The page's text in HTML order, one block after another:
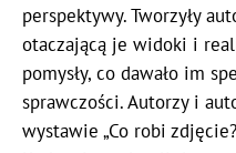
perspektywy. Tworzyły
otaczającą je widoki i
pomysły, co dawało im
sprawczości. Autorzy i
wystawie „Co robi